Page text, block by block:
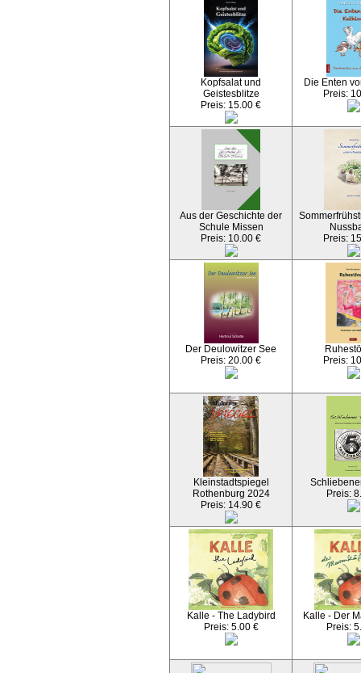
Kopfsalat und
Geistesblitze
Preis: 15.00 €
Die Enten
Preis:
Aus der Geschichte der
Schule Missen
Preis: 10.00 €
Preis:
Der Deulowitzer See
Preis: 20.00 €
Preis:
Kleinstadtspiegel
Rothenburg 2024
Preis: 14.90 €
Preis:
Kalle - The Ladybird
Preis: 5.00 €
Kalle - Der
Preis: